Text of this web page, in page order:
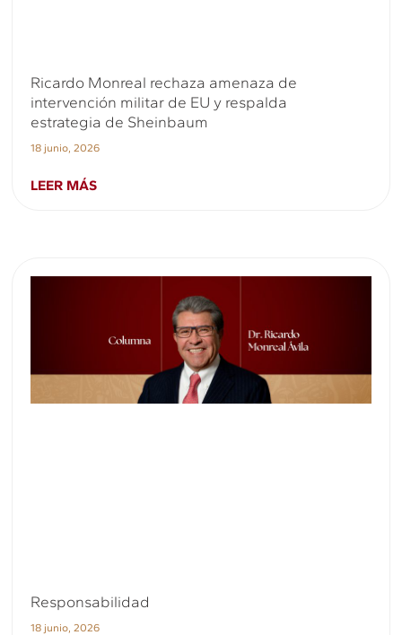
Ricardo Monreal rechaza amenaza de
intervención militar de EU y respalda
estrategia de Sheinbaum
18 junio, 2026
LEER MÁS
Responsabilidad
18 junio, 2026